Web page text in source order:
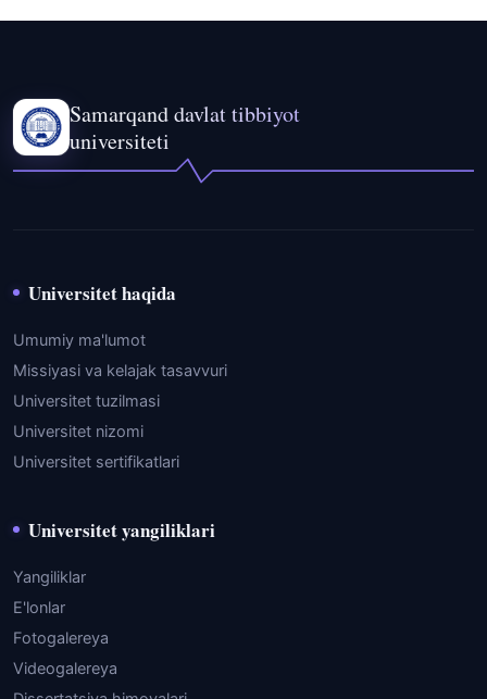
Samarqand davlat tibbiyot
universiteti
Universitet haqida
Umumiy ma'lumot
Missiyasi va kelajak tasavvuri
Universitet tuzilmasi
Universitet nizomi
Universitet sertifikatlari
Universitet yangiliklari
Yangiliklar
E'lonlar
Fotogalereya
Videogalereya